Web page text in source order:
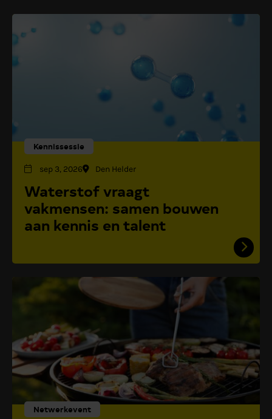
Kennissessie
sep 3, 2026 Den Helder
Waterstof vraagt
vakmensen: samen bouwen
aan kennis en talent
Netwerkevent